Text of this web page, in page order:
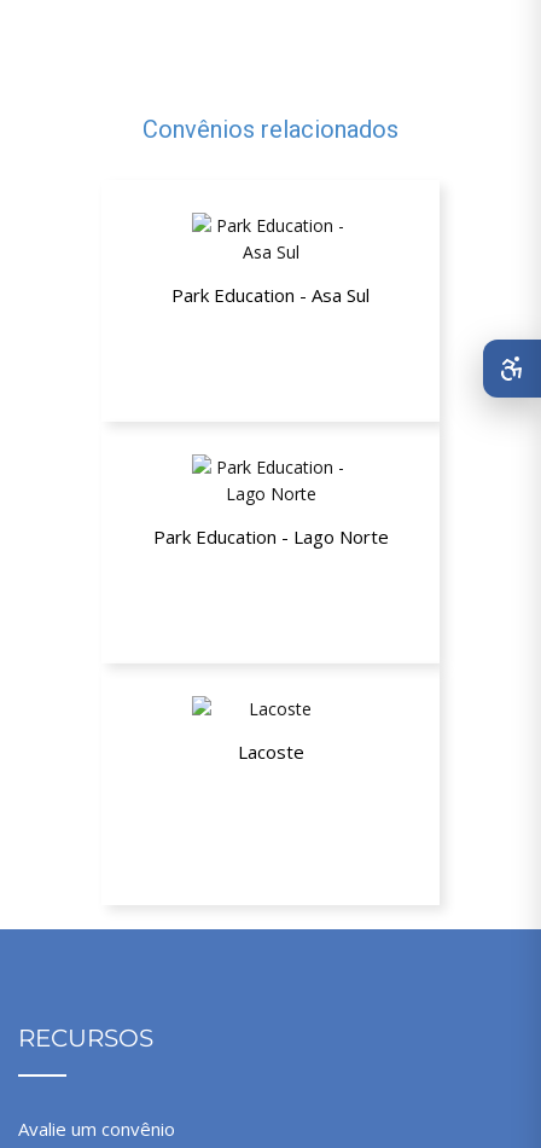
Convênios relacionados
Park Education - Asa Sul
Park Education - Lago Norte
Lacoste
RECURSOS
Avalie um convênio